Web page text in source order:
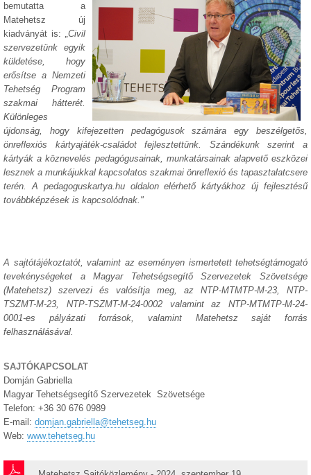
bemutatta a
Matehetsz új
kiadványát is: „Civil
szervezetünk egyik
küldetése, hogy
erősítse a Nemzeti
Tehetség Program
szakmai hátterét.
Különleges
újdonság, hogy kifejezetten pedagógusok számára egy beszélgetős,
önreflexiós kártyajáték-családot fejlesztettünk. Szándékunk szerint a
kártyák a köznevelés pedagógusainak, munkatársainak alapvető eszközei
lesznek a munkájukkal kapcsolatos szakmai önreflexió és tapasztalatcsere
terén. A pedagoguskartya.hu oldalon elérhető kártyákhoz új fejlesztésű
továbbképzések is kapcsolódnak."
A sajtótájékoztatót, valamint az eseményen ismertetett tehetségtámogató
tevekénységeket a Magyar Tehetségsegítő Szervezetek Szövetsége
(Matehetsz) szervezi és valósítja meg, az NTP-MTMTP-M-23, NTP-
TSZMT-M-23, NTP-TSZMT-M-24-0002 valamint az NTP-MTMTP-M-24-
0001-es pályázati források, valamint Matehetsz saját forrás
felhasználásával.
SAJTÓKAPCSOLAT
Domján Gabriella
Magyar Tehetségsegítő Szervezetek Szövetsége
Telefon: +36 30 676 0989
E-mail: domjan.gabriella@tehetseg.hu
Web: www.tehetseg.hu